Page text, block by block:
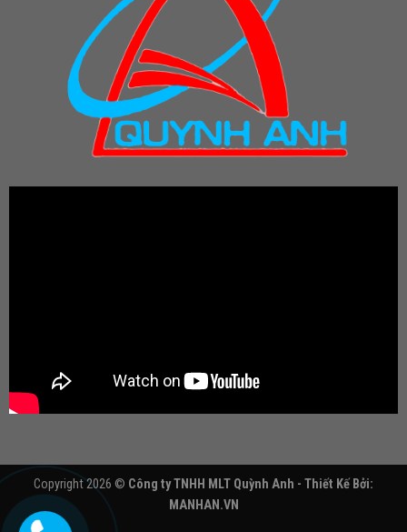
Copyright 2026 © Công ty TNHH MLT Quỳnh Anh - Thiết Kế Bởi:
MANHAN.VN